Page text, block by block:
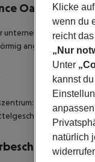
Oasi
unternehmungslustige
angelegten
ca. 2,50 km -
ca. 2,50 km
Klicke auf
wenn du
reicht
„Nur
Unter
kannst
natürlich